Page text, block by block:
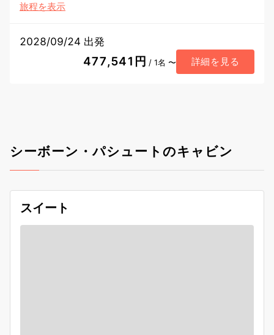
旅程を表示
2028/09/24 出発
477,541円 / 1名 〜 詳細を見る
シーボーン・パシュートのキャビン
スイート